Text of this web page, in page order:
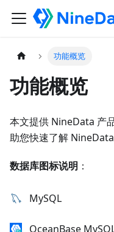
功能概览
功能概览
本文提供 NineData 产
助您快速了解
数据库图标说明 ：
MySQL
OceanBase